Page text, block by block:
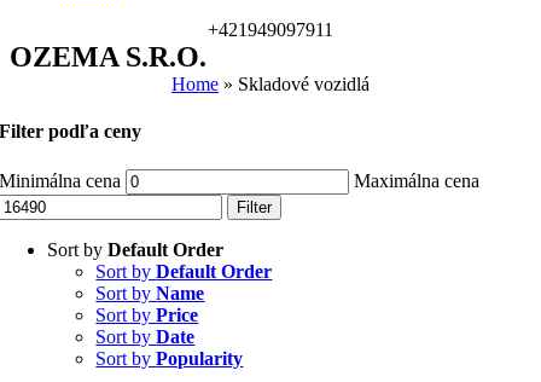
+421949097911
OZEMA S.r.o.
Home » Skladové vozidlá
Filter podľa ceny
Minimálna cena Maximálna cena
Filter
Sort byDefault Order
Sort byDefault Order
Sort byName
Sort byPrice
Sort byDate
Sort byPopularity